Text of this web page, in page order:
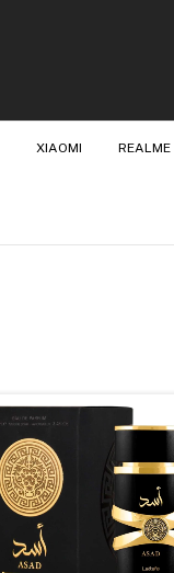
XIAOMI REALME